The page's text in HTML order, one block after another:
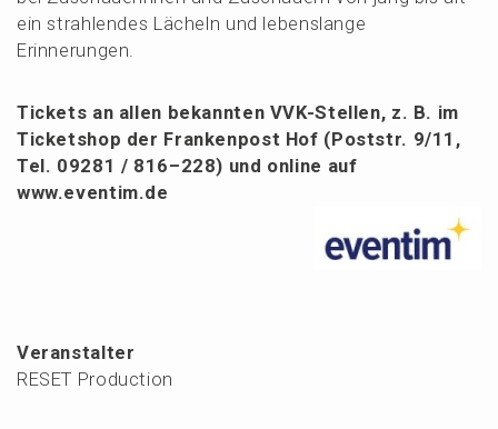
ein strah­len­des Lächeln und lebens­lan­ge
Erinnerungen.
Tickets an allen bekann­ten VVK-Stellen, z. B. im
Ticket­shop der Franken­post Hof (Poststr. 9/11,
Tel. 09281 / 816–228) und online auf
www.eventim.de
Veranstalter
RESET Production